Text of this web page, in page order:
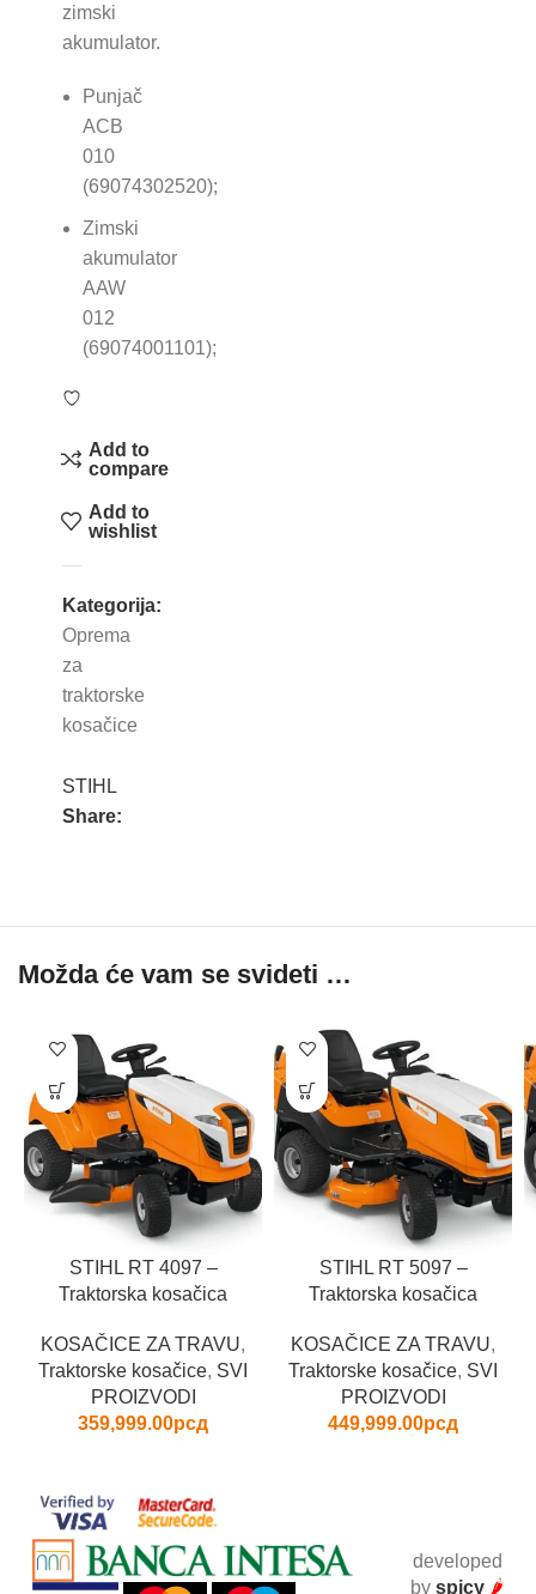
zimski
akumulator.
Punjač
ACB
010
(69074302520);
Zimski
akumulator
AAW
012
(69074001101);
Add to
compare
Add to
wishlist
Kategorija:
Oprema
za
traktorske
kosačice
STIHL
Share:
Možda će vam se svideti …
STIHL RT 4097 –
Traktorska kosačica
KOSAČICE ZA TRAVU,
Traktorske kosačice, SVI
PROIZVODI
359,999.00рсд
STIHL RT 5097 –
Traktorska kosačica
KOSAČICE ZA TRAVU,
Traktorske kosačice, SVI
PROIZVODI
449,999.00рсд
developed
by spicy 🌶